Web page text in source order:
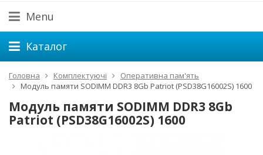
Menu
Каталог
Головна Комплектуючі
Оперативна пам'ять
Модуль памяти SODIMM DDR3 8Gb Patriot (PSD38G16002S) 1600
Модуль памяти SODIMM DDR3 8Gb
Patriot (PSD38G16002S) 1600